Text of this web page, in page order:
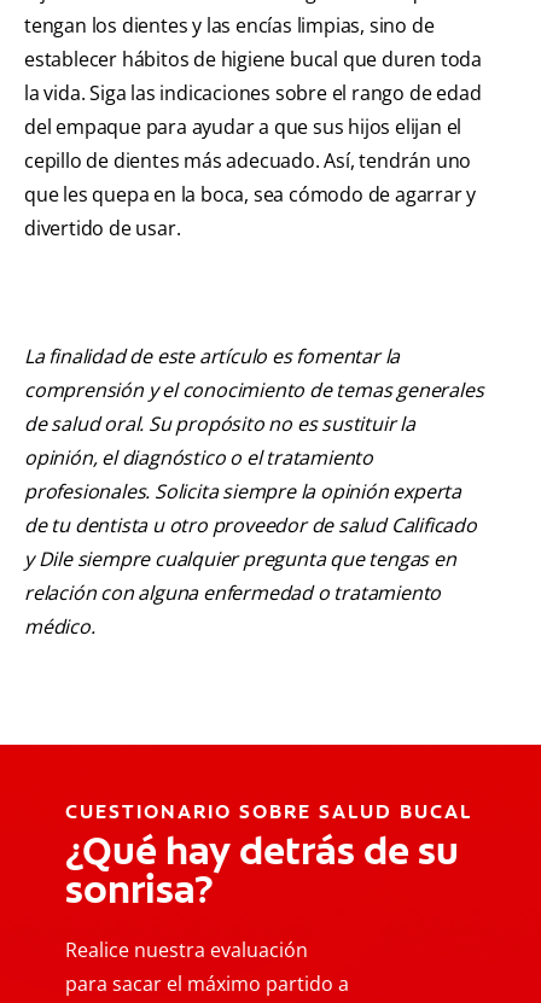
tengan los dientes y las encías limpias, sino de
establecer hábitos de higiene bucal que duren toda
la vida. Siga las indicaciones sobre el rango de edad
del empaque para ayudar a que sus hijos elijan el
cepillo de dientes más adecuado. Así, tendrán uno
que les quepa en la boca, sea cómodo de agarrar y
divertido de usar.
La finalidad de este artículo es fomentar la
comprensión y el conocimiento de temas generales
de salud oral. Su propósito no es sustituir la
opinión, el diagnóstico o el tratamiento
profesionales. Solicita siempre la opinión experta
de tu dentista u otro proveedor de salud Calificado
y Dile siempre cualquier pregunta que tengas en
relación con alguna enfermedad o tratamiento
médico.
CUESTIONARIO SOBRE SALUD BUCAL
¿Qué hay detrás de su
sonrisa?
Realice nuestra evaluación
para sacar el máximo partido a